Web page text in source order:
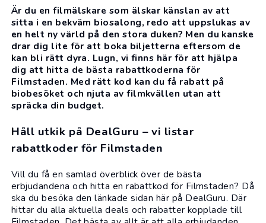
Är du en filmälskare som älskar känslan av att
sitta i en bekväm biosalong, redo att uppslukas av
en helt ny värld på den stora duken? Men du kanske
drar dig lite för att boka biljetterna eftersom de
kan bli rätt dyra. Lugn, vi finns här för att hjälpa
dig att hitta de bästa rabattkoderna för
Filmstaden. Med rätt kod kan du få rabatt på
biobesöket och njuta av filmkvällen utan att
spräcka din budget.
Håll utkik på DealGuru – vi listar
rabattkoder för Filmstaden
Vill du få en samlad överblick över de bästa
erbjudandena och hitta en rabattkod för Filmstaden? Då
ska du besöka den länkade sidan här på DealGuru. Där
hittar du alla aktuella deals och rabatter kopplade till